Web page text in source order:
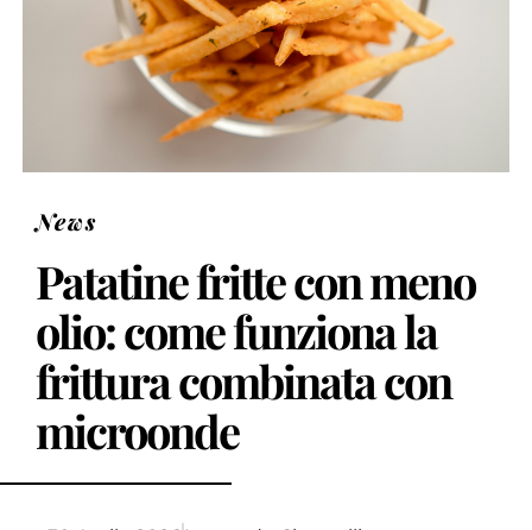
News
Patatine fritte con meno
olio: come funziona la
frittura combinata con
microonde